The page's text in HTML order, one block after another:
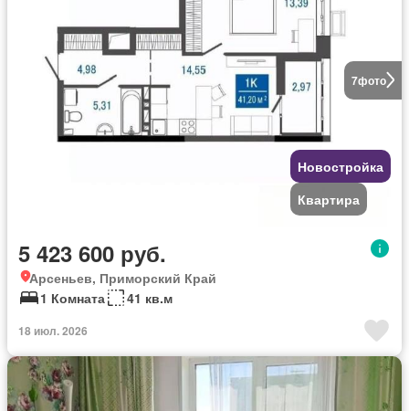
7фото
Новостройка
Квартира
5 423 600 руб.
Арсеньев, Приморский Край
1 Комната
41 кв.м
18 июл. 2026